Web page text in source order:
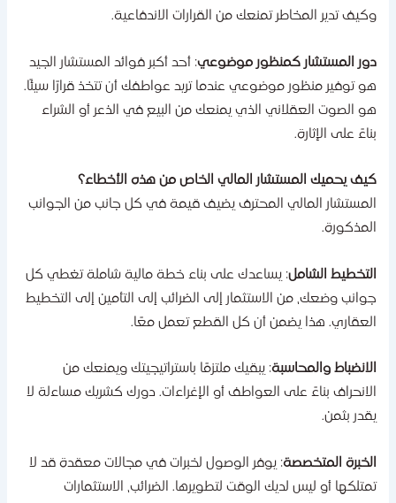
تدير المخاطر تمنعك من القرارات الاندفاعية.
المستشار كمنظور موضوعي: أحد أكبر فوائد المستشار الجيد
توفير منظور موضوعي عندما تريد عواطفك أن تتخذ قرارًا سيئًا.
الصوت العقلاني الذي يمنعك من البيع في الذعر أو الشراء
على الإثارة.
يحميك المستشار المالي الخاص من هذه الأخطاء؟
المالي المحترف يضيف قيمة في كل جانب من الجوانب
الشامل: يساعدك على بناء خطة مالية شاملة تغطي كل
وضعك، من الاستثمار إلى الضرائب إلى التأمين إلى التخطيط
هذا يضمن أن كل القطع تعمل معًا.
والمحاسبة: يبقيك ملتزمًا باستراتيجيتك ويمنعك من
بناءً على العواطف أو الإغراءات. دورك كشريك مساءلة لا
بثمن.
المتخصصة: يوفر الوصول لخبرات في مجالات معقدة قد لا
أو ليس لديك الوقت لتطويرها. الضرائب، الاستثمارات